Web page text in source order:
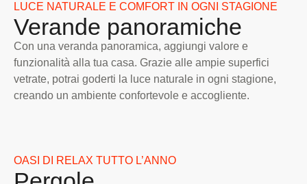
LUCE NATURALE E COMFORT IN OGNI STAGIONE
Verande panoramiche
Con una veranda panoramica, aggiungi valore e
funzionalità alla tua casa. Grazie alle ampie superfici
vetrate, potrai goderti la luce naturale in ogni stagione,
creando un ambiente confortevole e accogliente.
OASI DI RELAX TUTTO L’ANNO